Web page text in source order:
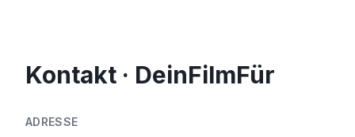
Kontakt · DeinFilmFür
ADRESSE